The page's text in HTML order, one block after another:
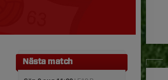
Nästa match